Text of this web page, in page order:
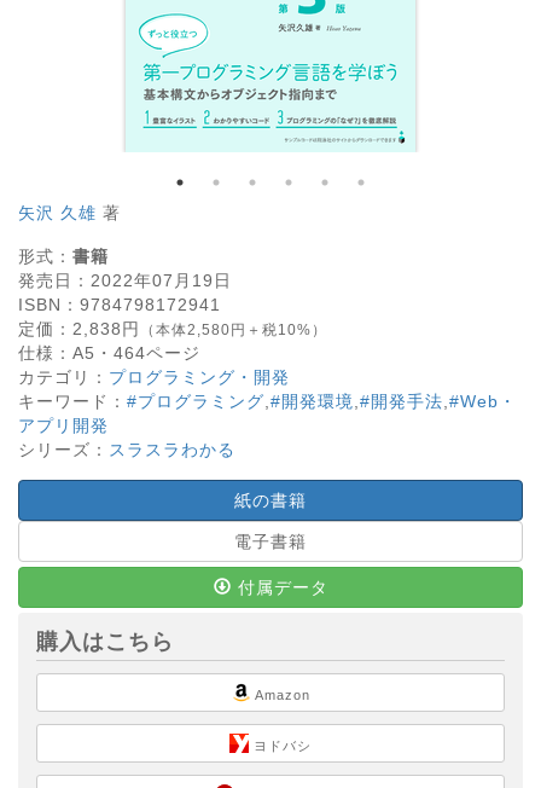
矢沢 久雄 著
形式： 書籍
発売日： 2022年07月19日
ISBN： 9784798172941
定価： 2,838 円 （本体2,580円＋税10%）
仕様： A5・ 464ページ
カテゴリ： プログラミング・開発
キーワード： #プログラミング #開発環境 #開発手法 #Web・
アプリ開発
シリーズ： スラスラわかる
紙の書籍
電子書籍
付属データ
購入はこちら
Amazon
ヨドバシ